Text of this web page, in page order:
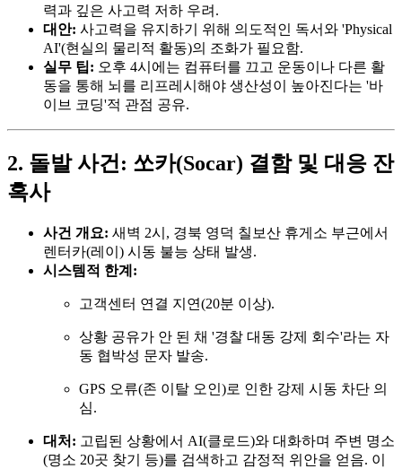
력과 깊은 사고력 저하 우려.
대안: 사고력을 유지하기 위해 의도적인 독서와 'Physical
AI'(현실의 물리적 활동)의 조화가 필요함.
실무 팁: 오후 4시에는 컴퓨터를 끄고 운동이나 다른 활
동을 통해 뇌를 리프레시해야 생산성이 높아진다는 '바
이브 코딩'적 관점 공유.
2. 돌발 사건: 쏘카(Socar) 결함 및 대응 잔
혹사
사건 개요: 새벽 2시, 경북 영덕 칠보산 휴게소 부근에서
렌터카(레이) 시동 불능 상태 발생.
시스템적 한계:
고객센터 연결 지연(20분 이상).
상황 공유가 안 된 채 '경찰 대동 강제 회수'라는 자
동 협박성 문자 발송.
GPS 오류(존 이탈 오인)로 인한 강제 시동 차단 의
심.
대처: 고립된 상황에서 AI(클로드)와 대화하며 주변 명소
(명소 20곳 찾기 등)를 검색하고 감정적 위안을 얻음. 이